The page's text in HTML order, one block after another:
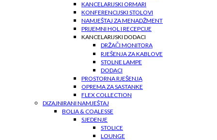
KANCELARIJSKI ORMARI
KONFERENCIJSKI STOLOVI
NAMJEŠTAJ ZA MENADŽMENT
PRIJEMNI HOL I RECEPCIJE
KANCELARIJSKI DODACI
DRŽAČI MONITORA
RJEŠENJA ZA KABLOVE
STOLNE LAMPE
DODACI
PROSTORNA RJEŠENJA
OPREMA ZA SASTANKE
FLEX COLLECTION
DIZAJNIRANI NAMJEŠTAJ
BOLIA & COALESSE
SJEDENJE
STOLICE
LOUNGE